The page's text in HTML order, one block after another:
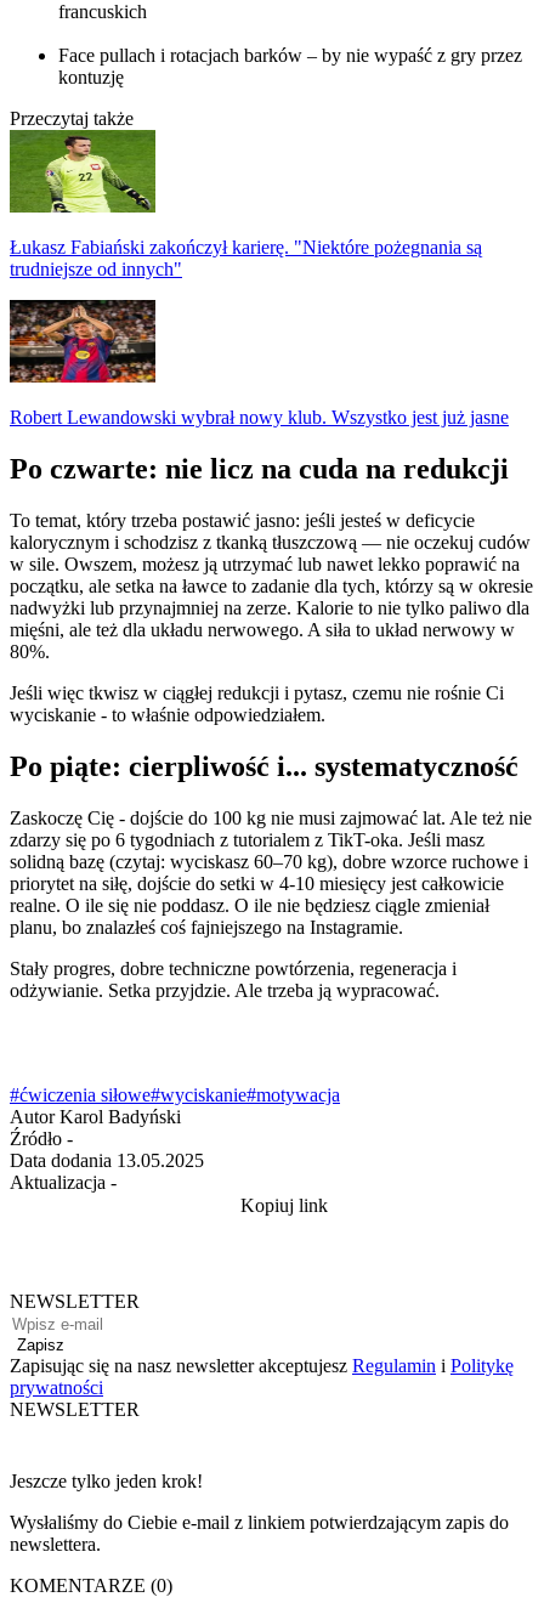
francuskich
Face pullach i rotacjach barków – by nie wypaść z gry przez
kontuzję
Przeczytaj także
Łukasz Fabiański zakończył karierę. "Niektóre pożegnania są
trudniejsze od innych"
Robert Lewandowski wybrał nowy klub. Wszystko jest już jasne
Po czwarte: nie licz na cuda na redukcji
To temat, który trzeba postawić jasno: jeśli jesteś w deficycie
kalorycznym i schodzisz z tkanką tłuszczową — nie oczekuj cudów
w sile. Owszem, możesz ją utrzymać lub nawet lekko poprawić na
początku, ale setka na ławce to zadanie dla tych, którzy są w okresie
nadwyżki lub przynajmniej na zerze. Kalorie to nie tylko paliwo dla
mięśni, ale też dla układu nerwowego. A siła to układ nerwowy w
80%.
Jeśli więc tkwisz w ciągłej redukcji i pytasz, czemu nie rośnie Ci
wyciskanie - to właśnie odpowiedziałem.
Po piąte: cierpliwość i... systematyczność
Zaskoczę Cię - dojście do 100 kg nie musi zajmować lat. Ale też nie
zdarzy się po 6 tygodniach z tutorialem z TikT-oka. Jeśli masz
solidną bazę (czytaj: wyciskasz 60–70 kg), dobre wzorce ruchowe i
priorytet na siłę, dojście do setki w 4-10 miesięcy jest całkowicie
realne. O ile się nie poddasz. O ile nie będziesz ciągle zmieniał
planu, bo znalazłeś coś fajniejszego na Instagramie.
Stały progres, dobre techniczne powtórzenia, regeneracja i
odżywianie. Setka przyjdzie. Ale trzeba ją wypracować.
#ćwiczenia siłowe#wyciskanie#motywacja
Autor Karol Badyński
Źródło -
Data dodania 13.05.2025
Aktualizacja -
Kopiuj link
NEWSLETTER
Zapisz
Zapisując się na nasz newsletter akceptujesz Regulamin i Politykę
prywatności
NEWSLETTER
Jeszcze tylko jeden krok!
Wysłaliśmy do Ciebie e-mail z linkiem potwierdzającym zapis do
newslettera.
KOMENTARZE (0)